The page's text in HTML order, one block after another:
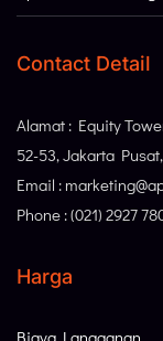
Contact Detail
Alamat : Equity
52-53, Jakarta
Email :
Phone : (021) 2927
Harga
Biaya Langganan